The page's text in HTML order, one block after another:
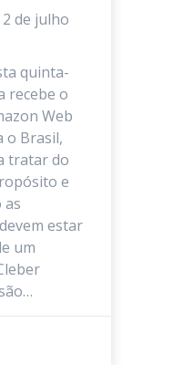
2 de julho
quinta-
recebe o
Web
o Brasil,
tratar do
e
as
estar
um